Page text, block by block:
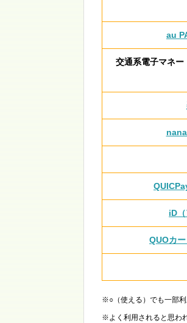
au
交通系電子マネー
iD（
QUOカ
※○（使える）でも一部利
※よく利用されると思わ